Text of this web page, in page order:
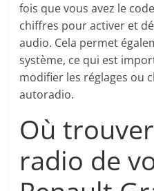
fois que vous avez le
chiffres pour activer et
audio. Cela permet
système, ce qui est
modifier les réglages ou
autoradio.
Où
radio de